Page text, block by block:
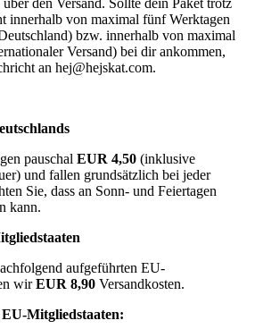
den Versand. Sollte dein Paket trotz
innerhalb von maximal fünf Werktagen
bzw. innerhalb von maximal
Versand) bei dir ankommen,
an hej@hejskat.com.
pauschal EUR 4,50 (inklusive
und fallen grundsätzlich bei jeder
Sie, dass an Sonn- und Feiertagen
kann.
aufgeführten EU-
wirEUR 8,90 Versandkosten.
Mitgliedstaaten: